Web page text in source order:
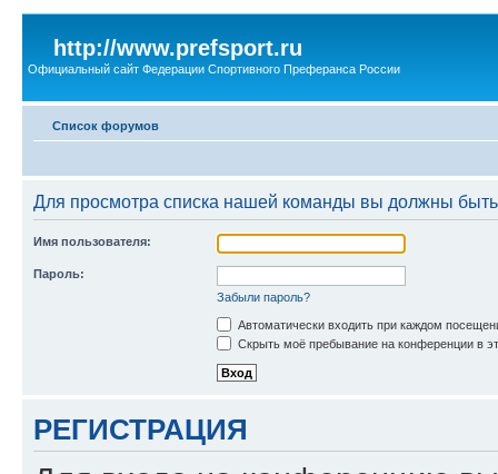
http://www.prefsport.ru
Официальный сайт Федерации Спортивного Преферанса России
Список форумов
Для просмотра списка нашей команды вы должны
Имя пользователя:
Пароль:
Забыли пароль?
Автоматически входить при каждом
Скрыть моё пребывание на конференции в
РЕГИСТРАЦИЯ